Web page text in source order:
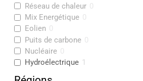
c
h
e
r
Réseau de chaleur 0
Mix Energétique 0
Eolien 0
Puits de carbone 0
Nucléaire 0
Hydroélectrique 1